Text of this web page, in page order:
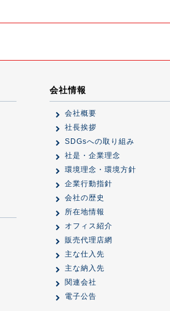
会社情報
会社概要
社長挨拶
SDGsへの取り組み
社是・企業理念
環境理念・環境方針
企業行動指針
会社の歴史
所在地情報
オフィス紹介
販売代理店網
主な仕入先
主な納入先
関連会社
電子公告